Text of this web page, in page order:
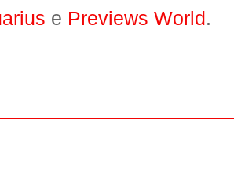
e Previews World.